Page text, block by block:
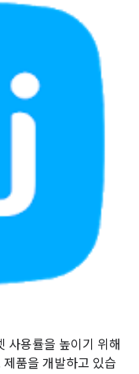
사용률을 높이기 위해
품을 개발하고 있습